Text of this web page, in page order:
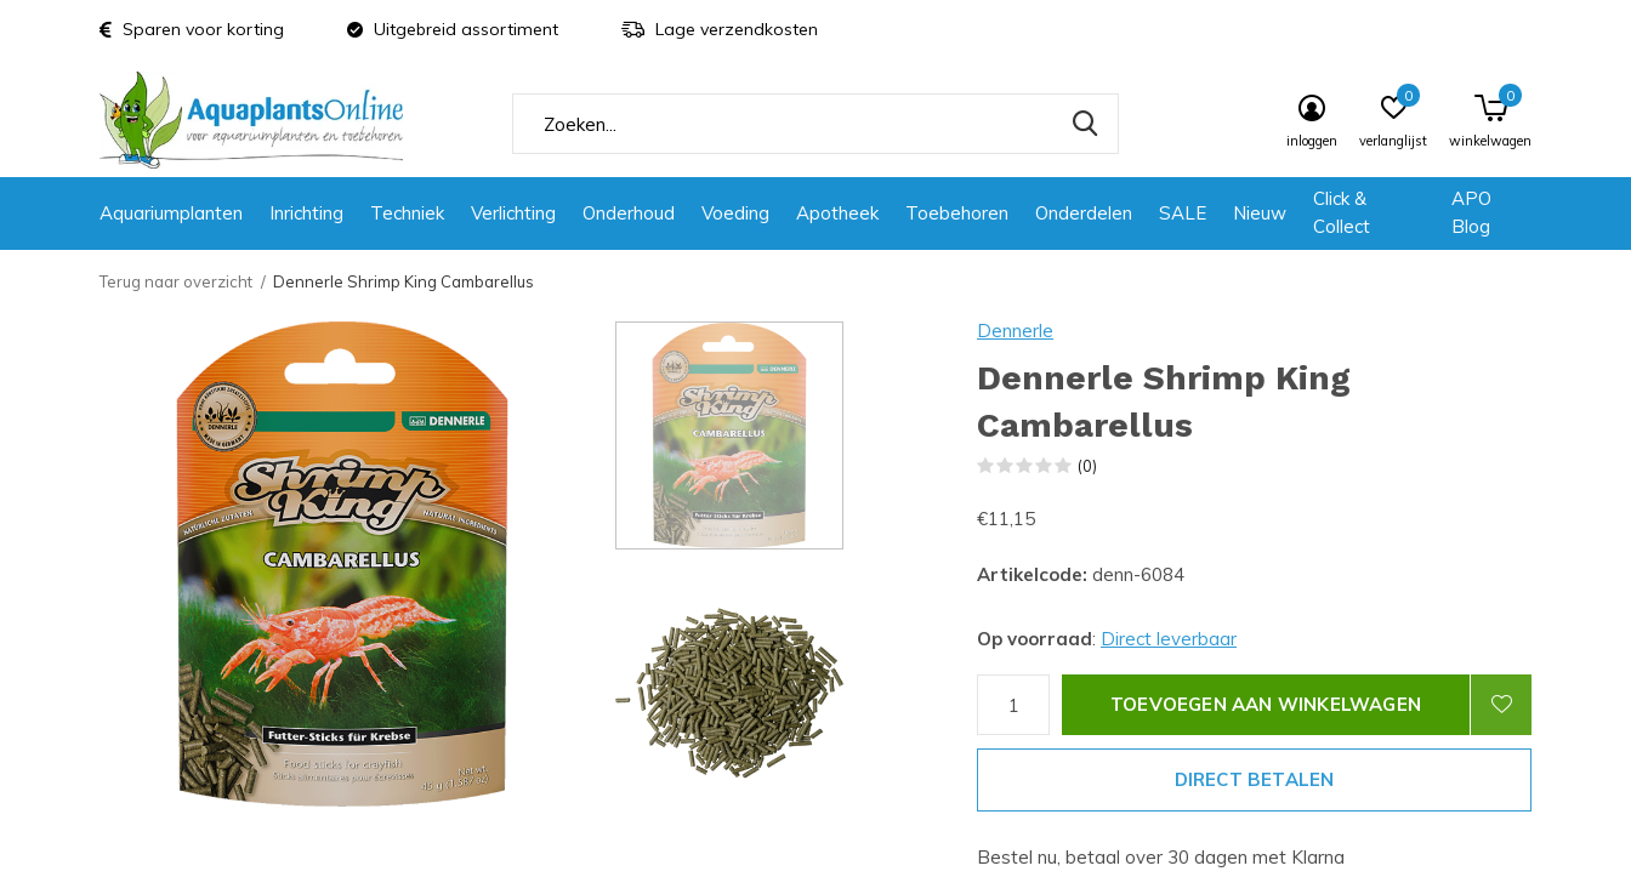
Aquariumplanten Inrichting Techniek Verlichting Onderhoud Voeding Apotheek Toebehoren Onderdelen SALE Nieuw
Click &
Collect
APO
Blog
inloggen verlanglijst
0
winkelwagen
0
Sparen voor korting Uitgebreid assortiment Lage verzendkosten
Terug naar overzicht Dennerle Shrimp King Cambarellus
Dennerle
Dennerle Shrimp King
Cambarellus
(0)
€11,15
Artikelcode: denn-6084
Op voorraad: Direct leverbaar
TOEVOEGEN AAN WINKELWAGEN
DIRECT BETALEN
Bestel nu, betaal over 30 dagen met Klarna